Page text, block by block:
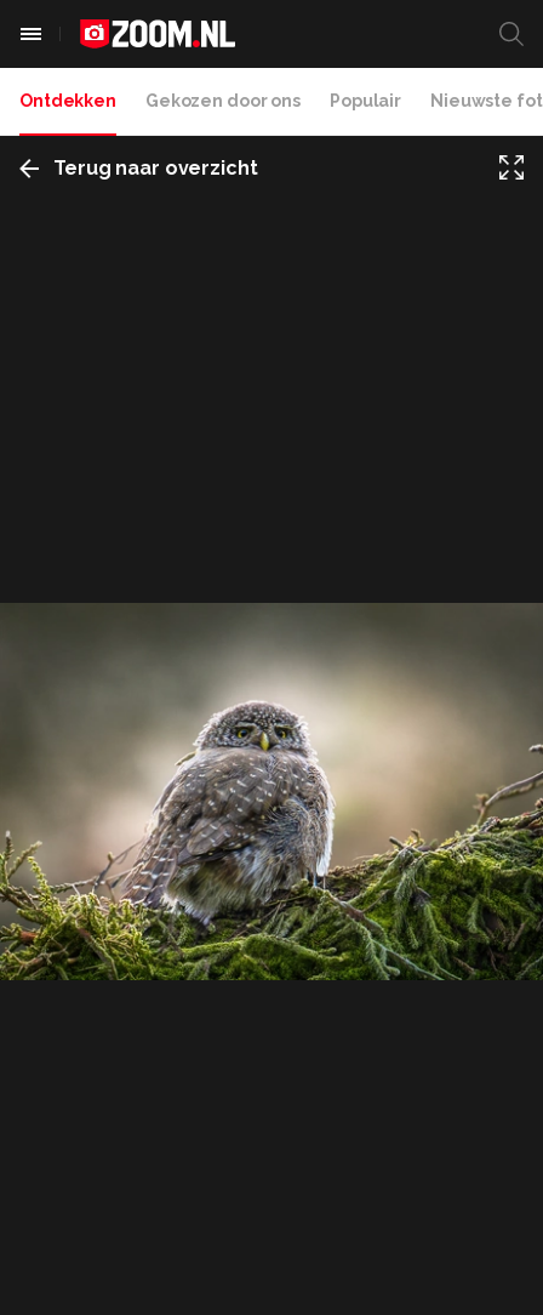
Ontdekken Gekozen door ons Populair Nieuwste
Terug naar overzicht